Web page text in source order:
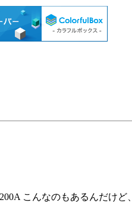
こんなのもあるんだけ